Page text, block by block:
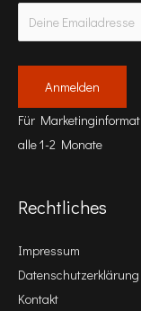
Für
alle 1-2 Monate
Rechtliches
Impressum
Datenschutzerklärung
Kontakt